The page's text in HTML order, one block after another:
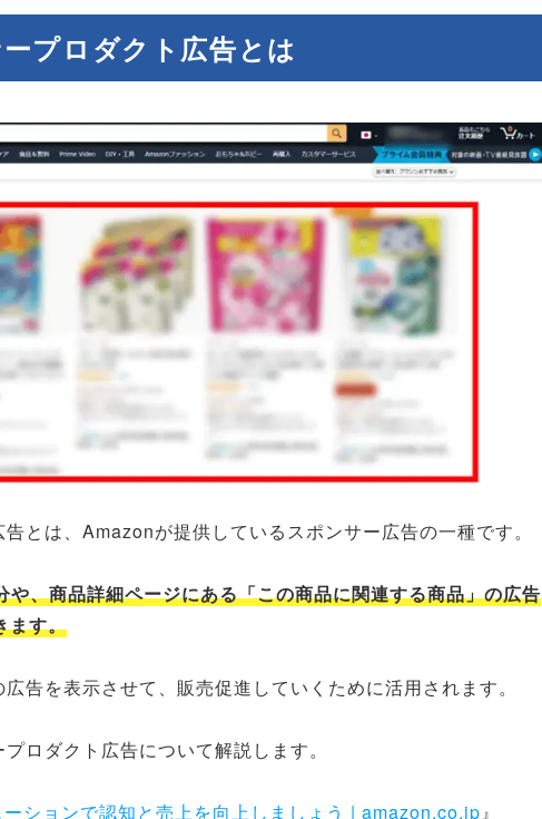
プロダクト広告とは
とは、Amazonが提供しているスポンサー広告の一種です。
、商品詳細ページにある「この商品に関連する商品」の広告
ます。
告を表示させて、販売促進していくために活用されます。
ロダクト広告について解説します。
ションで認知と売上を向上しましょう | amazon.co.jp』